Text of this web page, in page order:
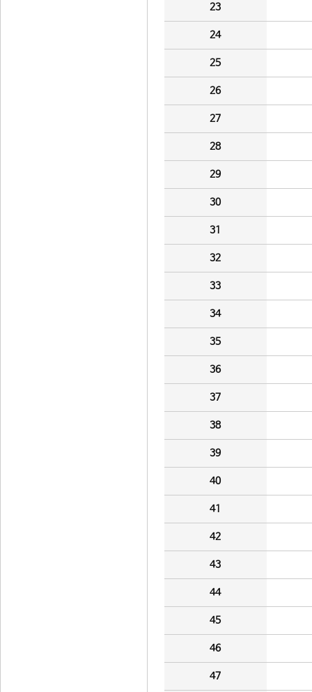
23
24
25
26
27
28
29
30
31
32
33
34
35
36
37
38
39
40
41
42
43
44
45
46
47